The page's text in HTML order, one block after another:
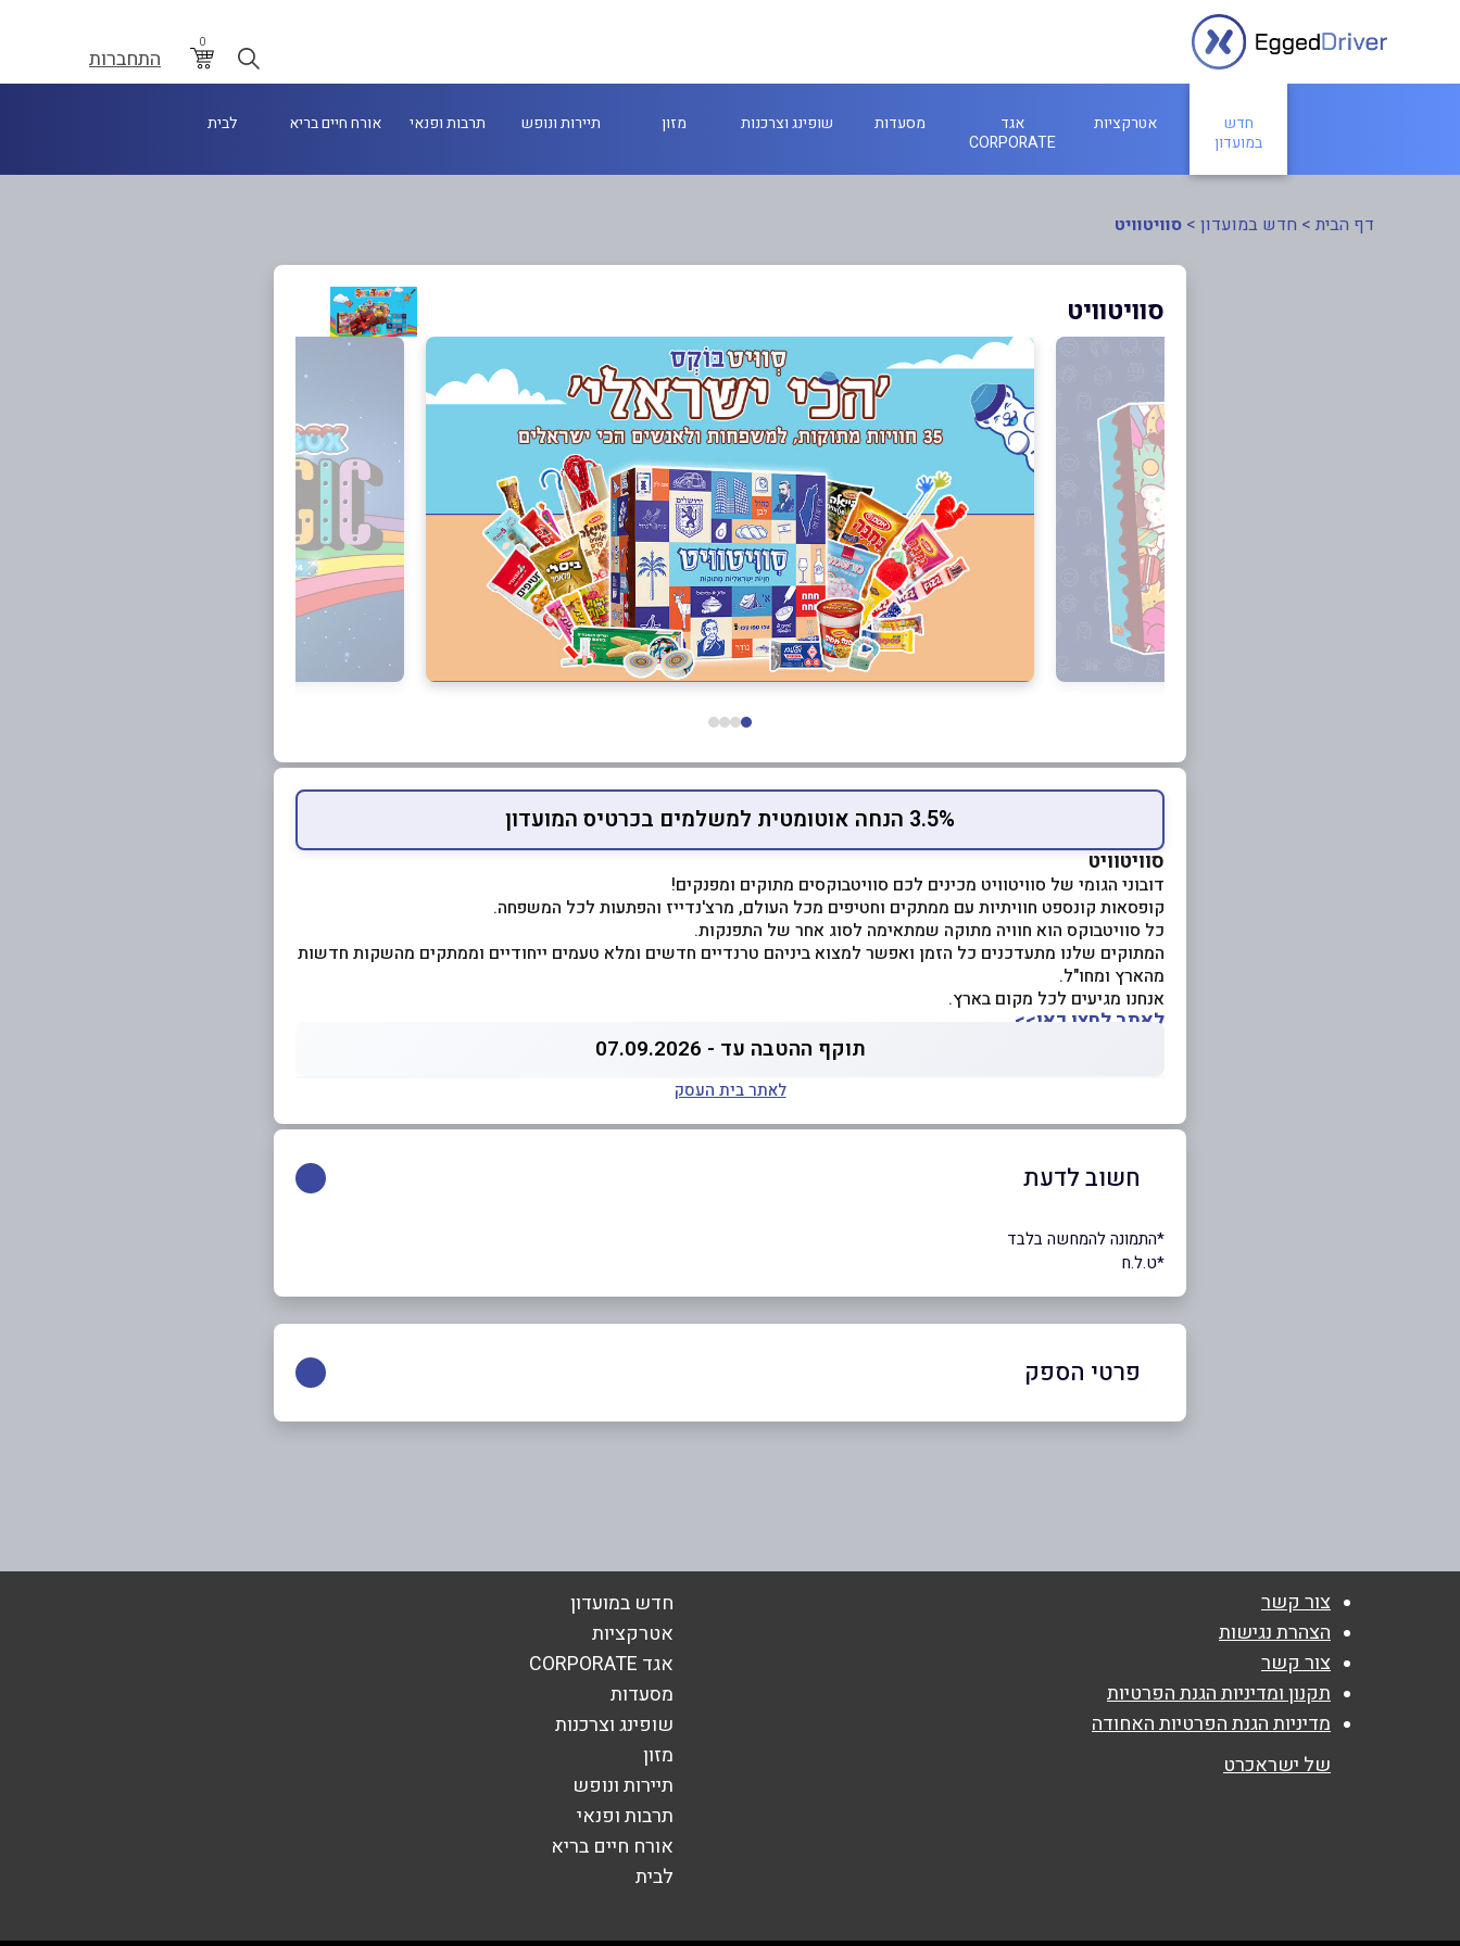
0
התחברות
חדש
במועדון
אטרקציות
אגד
CORPORATE
מסעדות שופינג וצרכנות מזון תיירות ונופש תרבות ופנאי אורח חיים בריא לבית
דף הבית > חדש במועדון > סוויטוויט
סוויטוויט
3.5% הנחה אוטומטית למשלמים בכרטיס המועדון
סוויטוויט
דובוני הגומי של סוויטוויט מכינים לכם סוויטבוקסים מתוקים ומפנקים!
קופסאות קונספט חוויתיות עם ממתקים וחטיפים מכל העולם, מרצ'נדייז והפתעות לכל המשפחה.
כל סוויטבוקס הוא חוויה מתוקה שמתאימה לסוג אחר של התפנקות.
המתוקים שלנו מתעדכנים כל הזמן ואפשר למצוא ביניהם טרנדיים חדשים ומלא טעמים ייחודיים וממתקים מהשקות חדשות
מהארץ ומחו"ל.
אנחנו מגיעים לכל מקום בארץ.
לאתר לחצו כאן>>
תוקף ההטבה עד - 07.09.2026
לאתר בית העסק
חשוב לדעת
*התמונה להמחשה בלבד
*ט.ל.ח
פרטי הספק
אימייל*
צור קשר
הצהרת נגישות
צור קשר
תקנון ומדיניות הגנת הפרטיות
מדיניות הגנת הפרטיות האחודה
של ישראכרט
חדש במועדון
אטרקציות
אגד CORPORATE
מסעדות
שופינג וצרכנות
מזון
תיירות ונופש
תרבות ופנאי
אורח חיים בריא
לבית